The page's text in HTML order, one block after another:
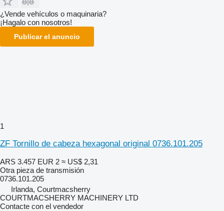
¿Vende vehículos o maquinaria?
¡Hagalo con nosotros!
Publicar el anuncio
1
ZF Tornillo de cabeza hexagonal original 0736.101.205
ARS 3.457 EUR 2 ≈ US$ 2,31
Otra pieza de transmisión
0736.101.205
Irlanda, Courtmacsherry
COURTMACSHERRY MACHINERY LTD
Contacte con el vendedor